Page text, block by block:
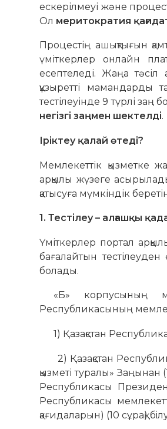
ескерілмеуі және
Ол меритократия
Процестің ашықтығын
үміткерлер онлайн
есептеледі. Жаңа тәсіл
құзыретті мамандарды
тестілеуінде 9 түрлі заң
негізгі заңмен шектелді.
Іріктеу қалай өтеді?
Мемлекеттік қызметке
арқылы жүзеге
қатысуға мүмкіндік
1. Тестілеу – алғашқы
Үміткерлер портал
бағалайтын
болады.
«Б» корпусының
Республикасының
1) Қазақстан
2) Қазақстан
қызметі туралы» Заңынан
Республикасы
Республикасы
қағидаларын) (10 сұрақ)